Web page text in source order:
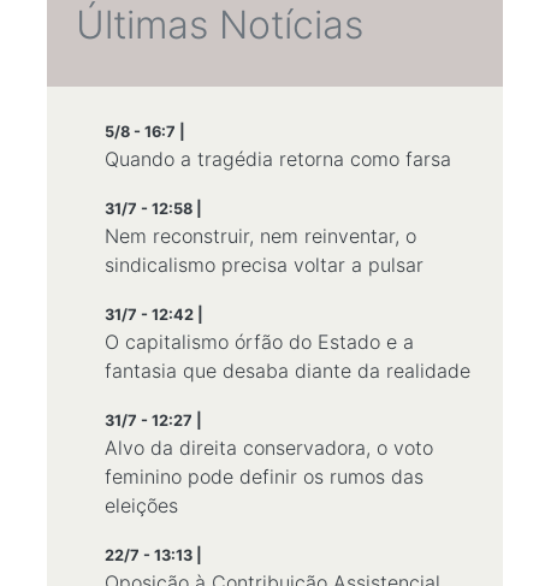
Últimas Notícias
5/8 - 16:7 |
Quando a tragédia retorna como farsa
31/7 - 12:58 |
Nem reconstruir, nem reinventar, o
sindicalismo precisa voltar a pulsar
31/7 - 12:42 |
O capitalismo órfão do Estado e a
fantasia que desaba diante da realidade
31/7 - 12:27 |
Alvo da direita conservadora, o voto
feminino pode definir os rumos das
eleições
22/7 - 13:13 |